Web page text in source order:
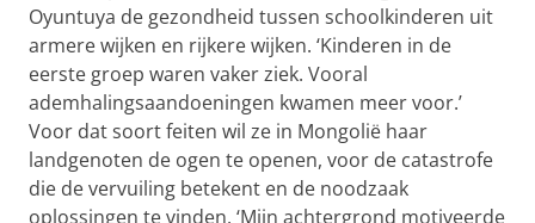
Oyuntuya de gezondheid tussen schoolkinderen uit
armere wijken en rijkere wijken. ‘Kinderen in de
eerste groep waren vaker ziek. Vooral
ademhalingsaandoeningen kwamen meer voor.’
Voor dat soort feiten wil ze in Mongolië haar
landgenoten de ogen te openen, voor de catastrofe
die de vervuiling betekent en de noodzaak
oplossingen te vinden. ‘Mijn achtergrond motiveerde